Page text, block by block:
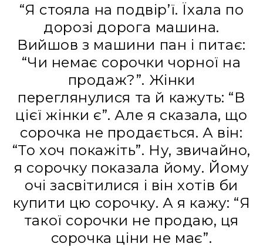
“Я стояла на подвір’ї. Їхала по
дорозі дорога машина.
Вийшов з машини пан і питає:
“Чи немає сорочки чорної на
продаж?”. Жінки
переглянулися та й кажуть: “В
цієї жінки є”. Але я сказала, що
сорочка не продається. А він:
“То хоч покажіть”. Ну, звичайно,
я сорочку показала йому. Йому
очі засвітилися і він хотів би
купити цю сорочку. А я кажу: “Я
такої сорочки не продаю, ця
сорочка ціни не має”.